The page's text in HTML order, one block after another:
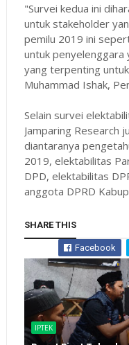
"Survei kedua ini
untuk stakeholder
pemilu 2019 ini
untuk penyelenggara
yang terpenting
Muhammad Ishak,
Selain survei
Jamparing Research
diantaranya
2019, elektabilitas
DPD, elektabilitas
anggota DPRD
SHARE THIS
Facebook
IPTEK